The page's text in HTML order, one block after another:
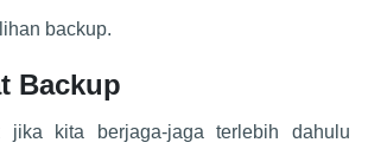
backup.
Backup
kita berjaga-jaga terlebih dahulu